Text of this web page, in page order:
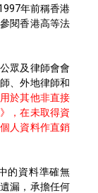
年前稱香港
閱香港高等法
眾及律師會會
、外地律師和
於其他非直接
，在未取得資
人資料作直銷
的資料準確無
漏，承擔任何